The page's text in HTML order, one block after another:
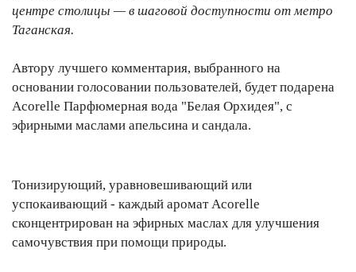
центре столицы — в шаговой доступности от метро
Таганская.
Автору лучшего комментария, выбранного на
основании голосовании пользователей, будет подарена
Acorelle Парфюмерная вода "Белая Орхидея", с
эфирными маслами апельсина и сандала.
Тонизирующий, уравновешивающий или
успокаивающий - каждый аромат Acorelle
сконцентрирован на эфирных маслах для улучшения
самочувствия при помощи природы.